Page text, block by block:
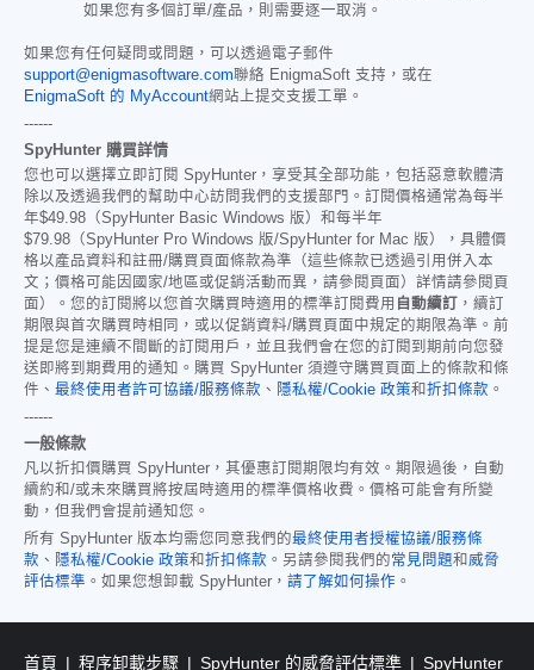
如果您有多個訂單/產品，則需要逐一取消。
如果您有任何疑問或問題，可以透過電子郵件
support@enigmasoftware.com聯絡 EnigmaSoft 支持，或在
EnigmaSoft 的 MyAccount網站上提交支援工單。
------
SpyHunter 購買詳情
您也可以選擇立即訂閱 SpyHunter，享受其全部功能，包括惡意軟體清
除以及透過我們的幫助中心訪問我們的支援部門。訂閱價格通常為每半
年$49.98 （SpyHunter Basic Windows 版）和每半年
$79.98 （SpyHunter Pro Windows 版/SpyHunter for Mac 版），具體價
格以產品資料和註冊/購買頁面條款為準（這些條款已透過引用併入本
文；價格可能因國家/地區或促銷活動而異，請參閱頁面）詳情請參閱頁
面）。您的訂閱將以您首次購買時適用的標準訂閱費用 自動續訂 ，續訂
期限與首次購買時相同，或以促銷資料/購買頁面中規定的期限為準。前
提是您是連續不間斷的訂閱用戶，並且我們會在您的訂閱到期前向您發
送即將到期費用的通知。購買 SpyHunter 須遵守購買頁面上的條款和條
件、 最終使用者許可協議/服務條款 、 隱私權/Cookie 政策和折扣條款 。
------
一般條款
凡以折扣價購買 SpyHunter，其優惠訂閱期限均有效。期限過後，自動
續約和/或未來購買將按屆時適用的標準價格收費。價格可能會有所變
動，但我們會提前通知您。
所有 SpyHunter 版本均需您同意我們的最終使用者授權協議/服務條
款 、 隱私權/Cookie 政策和折扣條款 。另請參閱我們的常見問題和 威脅
評估標準 。如果您想卸載 SpyHunter， 請了解如何操作 。
首頁 程序卸載步驟 SpyHunter 的威脅評估標準 SpyHunter